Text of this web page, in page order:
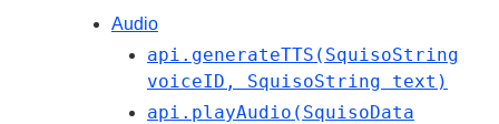
Audio
api.generateTTS(SquisoString
voiceID, SquisoString text)
api.playAudio(SquisoData